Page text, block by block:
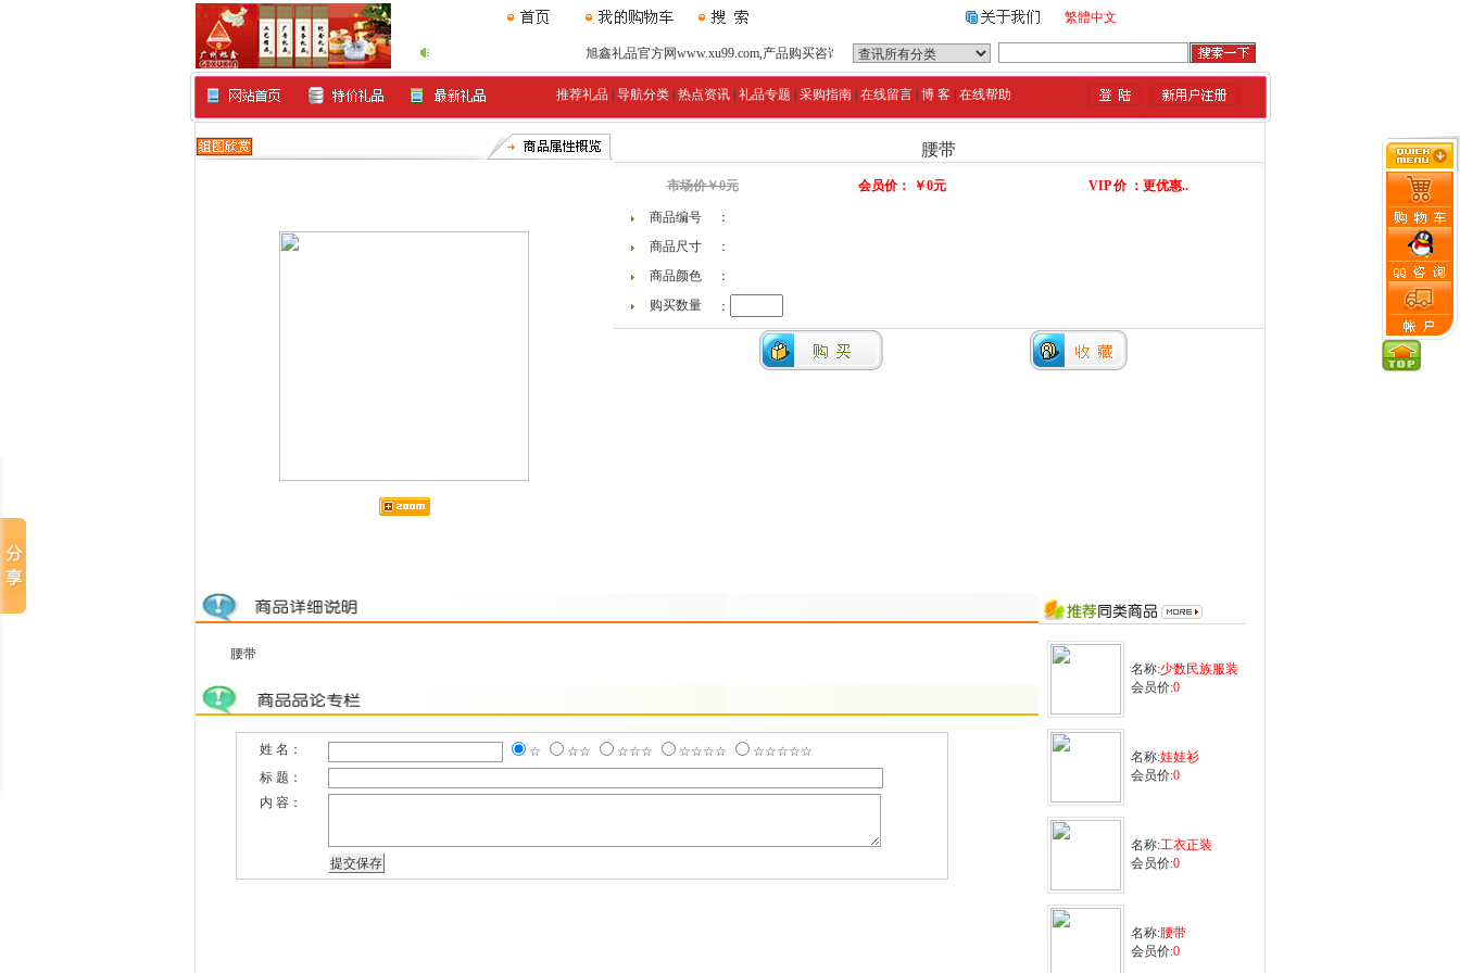
繁體中文
旭鑫礼品官方网www.xu99.com,产品购买咨询客服QQ:1137350241电话： 86-020-88515495(8线)
推荐礼品 导航分类 热点资讯 礼品专题 采购指南 在线留言 博 客 在线帮助
腰带
市场价￥0元 会员价： ￥0元 VIP 价 ：更优惠..
商品编号
：
商品尺寸
：
商品颜色
：
购买数量
：
腰带
姓 名： ☆ ☆☆ ☆☆☆ ☆☆☆☆
☆☆☆☆☆
标 题：
内 容：
名称:少数民族服装
会员价:0
名称:娃娃衫
会员价:0
名称:工衣正装
会员价:0
名称:腰带
会员价:0